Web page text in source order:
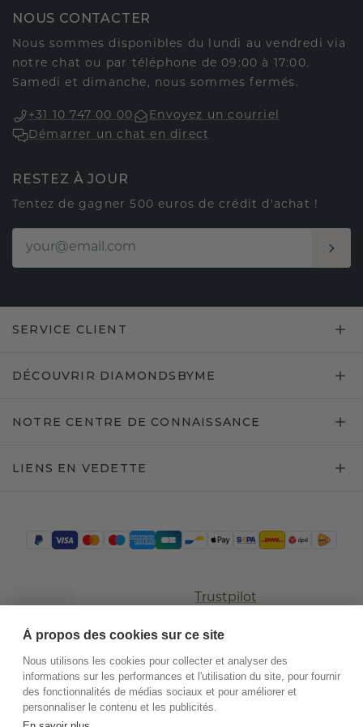
NOUS CONTACTER
Nous sommes disponibles du lundi au vendredi via
notre chat ou par téléphone de 09:00 à 17:00.
Samedi et dimanche, nous sommes fermés.
+31 10 747 00 00
Envoyez un courriel
Démarrer un chat en direct
RESTEZ À JOUR
Tentez de gagner 500 euros de crédit d'achat !
SERVICE CLIENT
DÉCOUVRIR DIAMONDSBYME
NOTRE CENTRE DE CONNAISSANCE
LIENS EN VEDETTE
Trustpilot
À propos des cookies sur ce site
Nous utilisons les cookies pour collecter et analyser des
informations sur les performances et l'utilisation du site, pour fournir
des fonctionnalités de médias sociaux et pour améliorer et
personnaliser le contenu et les publicités.